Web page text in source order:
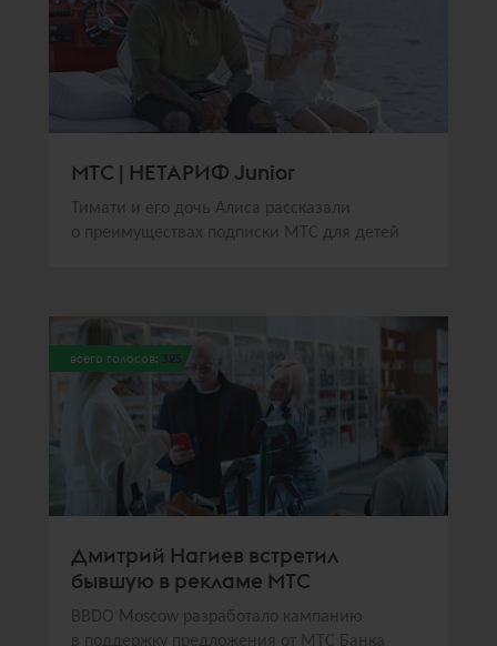
МТС | НЕТАРИФ Junior
Тимати и его дочь Алиса рассказали
о преимуществах подписки МТС для детей
всего голосов: 325
Дмитрий Нагиев встретил
бывшую в рекламе МТС
BBDO Moscow разработало кампанию
в поддержку предложения от МТС Банка